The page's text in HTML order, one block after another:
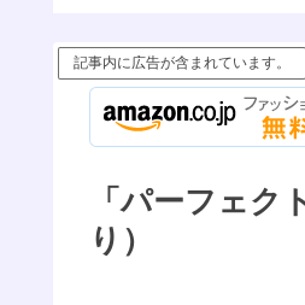
記事内に広告が含まれています。
「パーフェ
り）